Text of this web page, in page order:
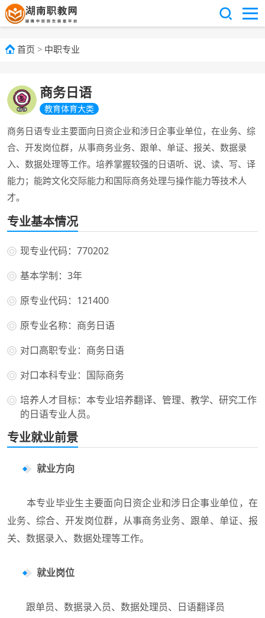
首页 > 中职专业
商务日语
教育体育大类
商务日语专业主要面向日资企业和涉日企事业单位，在业务、综
合、开发岗位群，从事商务业务、跟单、单证、报关、数据录
入、数据处理等工作。培养掌握较强的日语听、说、读、写、译
能力；能跨文化交际能力和国际商务处理与操作能力等技术人
才。
专业基本情况
现专业代码：770202
基本学制：3年
原专业代码：121400
原专业名称：商务日语
对口高职专业：商务日语
对口本科专业：国际商务
培养人才目标：本专业培养翻译、管理、教学、研究工作
的日语专业人员。
专业就业前景
就业方向
本专业毕业生主要面向日资企业和涉日企事业单位，在
业务、综合、开发岗位群，从事商务业务、跟单、单证、报
关、数据录入、数据处理等工作。
就业岗位
跟单员、数据录入员、数据处理员、日语翻译员